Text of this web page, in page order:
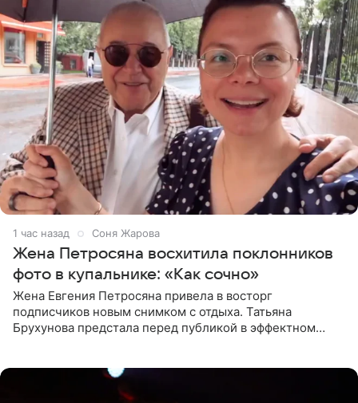
1 час назад Соня Жарова
Жена Петросяна восхитила поклонников
фото в купальнике: «Как сочно»
Жена Евгения Петросяна привела в восторг
подписчиков новым снимком с отдыха. Татьяна
Брухунова предстала перед публикой в эффектном